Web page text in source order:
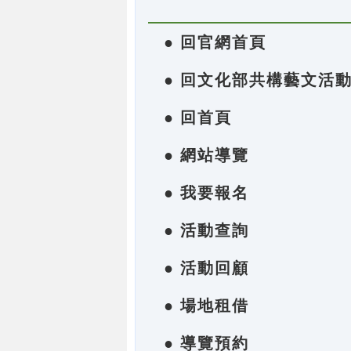
● 回官網首頁
● 回文化部共構藝文活
● 回首頁
● 網站導覽
● 我要報名
● 活動查詢
● 活動回顧
● 場地租借
● 導覽預約